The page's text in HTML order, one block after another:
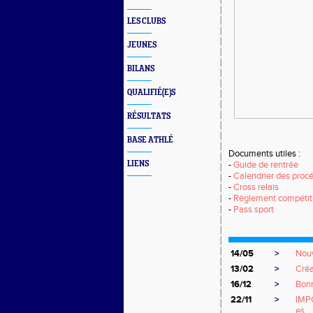
LES CLUBS
JEUNES
BILANS
QUALIFIÉ(E)S
RÉSULTATS
BASE ATHLÉ
LIENS
Documents utiles :
-Guide de rentrée
-Calendrier des
-Cross relais
- Règlement
- Pass sport
14/05 >
13/02
>
16/12
>
22/11
>